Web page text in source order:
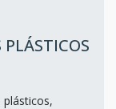
PLÁSTICOS